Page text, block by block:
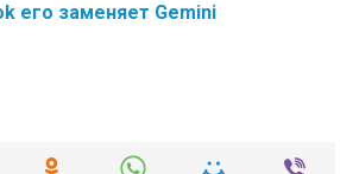
его заменяет Gemini